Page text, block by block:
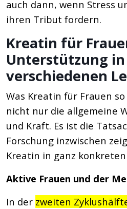
auch dann, wenn Stress
ihren Tribut fordern.
Kreatin für
Unterstützung in
verschiedenen
Was Kreatin für Frauen
nicht nur die allgemeine
und Kraft. Es ist die
Forschung inzwischen
Kreatin in ganz
Aktive Frauen und der
In der zweiten